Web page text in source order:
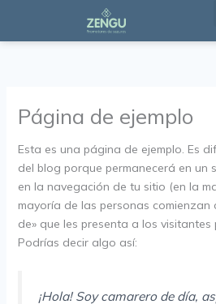
contenido
Página de ejemplo
Esta es una página de ejemplo. Es
del blog porque permanecerá en un
en la navegación de tu sitio (en la
mayoría de las personas comienzan
de» que les presenta a los visitantes
Podrías decir algo así:
¡Hola! Soy camarero de día,